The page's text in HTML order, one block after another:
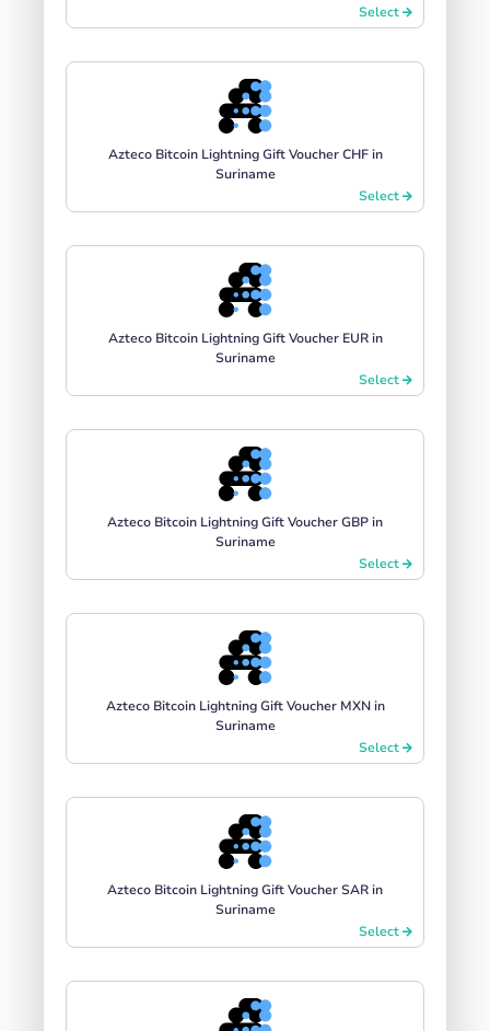
Select
Azteco Bitcoin Lightning Gift Voucher CHF in
Suriname
Select
Azteco Bitcoin Lightning Gift Voucher EUR in
Suriname
Select
Azteco Bitcoin Lightning Gift Voucher GBP in
Suriname
Select
Azteco Bitcoin Lightning Gift Voucher MXN in
Suriname
Select
Azteco Bitcoin Lightning Gift Voucher SAR in
Suriname
Select